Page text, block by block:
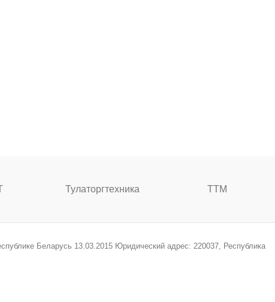
Тулаторгтехника ТТМ
Беларусь 13.03.2015 Юридический адрес: 220037, Республика